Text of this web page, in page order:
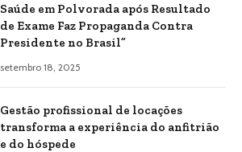
Saúde em Polvorada após Resultado
de Exame Faz Propaganda Contra
Presidente no Brasil”
setembro 18, 2025
Gestão profissional de locações
transforma a experiência do anfitrião
e do hóspede